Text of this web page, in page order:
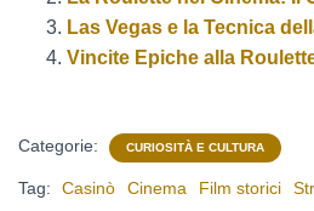
Las Vegas e la Tecnica
Vincite Epiche alla
Categorie: CURIOSITÀ E CULTURA
Tag: Casinò Cinema Film storici